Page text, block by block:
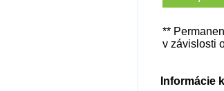
**
v závislosti
Informácie